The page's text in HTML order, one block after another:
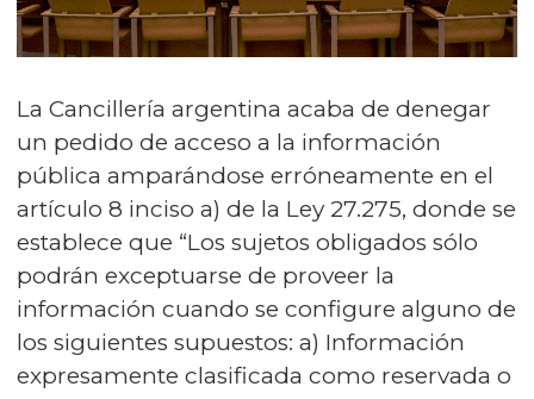
La Cancillería argentina acaba de denegar
un pedido de acceso a la información
pública amparándose erróneamente en el
artículo 8 inciso a) de la Ley 27.275, donde se
establece que “Los sujetos obligados sólo
podrán exceptuarse de proveer la
información cuando se configure alguno de
los siguientes supuestos: a) Información
expresamente clasificada como reservada o